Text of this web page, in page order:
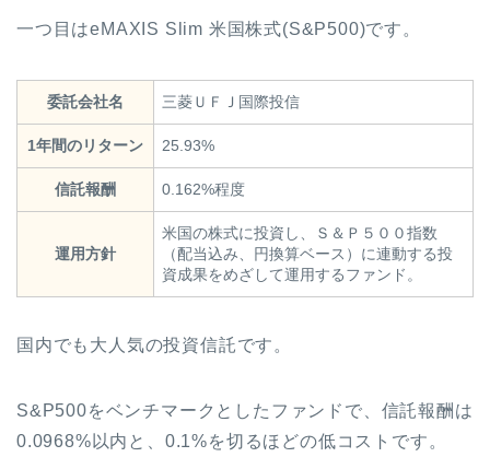
一つ目はeMAXIS Slim 米国株式(S&P500)です。
委託会社名 三菱ＵＦＪ国際投信
1年間のリターン 25.93%
信託報酬 0.162%程度
運用方針
米国の株式に投資し、Ｓ＆Ｐ５００指数
（配当込み、円換算ベース）に連動する投
資成果をめざして運用するファンド。
国内でも大人気の投資信託です。
S&P500をベンチマークとしたファンドで、信託報酬は
0.0968%以内と、0.1%を切るほどの低コストです。